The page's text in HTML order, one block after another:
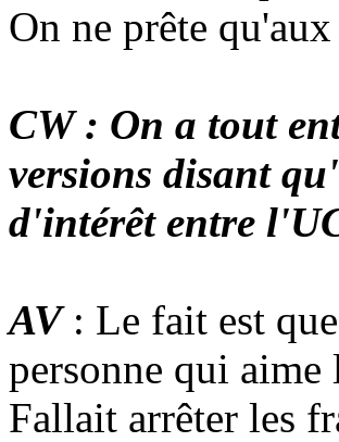
On ne prête
CW : On a tout
versions disant
d'intérêt entre
AV: Le fait est
personne qui aime
Fallait arrêter les